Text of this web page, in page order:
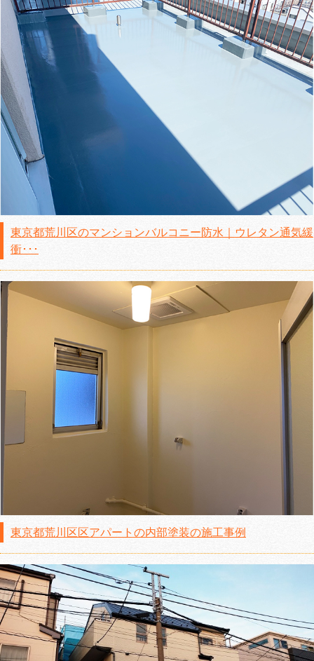
東京都荒川区のマンションバルコニー防水｜ウレタン通気緩
衝･･･
東京都荒川区区アパートの内部塗装の施工事例